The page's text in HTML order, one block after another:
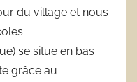
du village et nous
se situe en bas
grâce au